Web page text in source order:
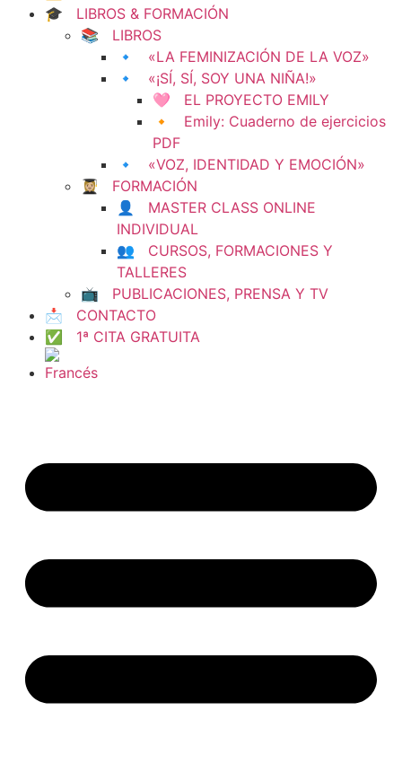
🎓 LIBROS & FORMACIÓN
📚 LIBROS
🔹 «LA FEMINIZACIÓN DE LA VOZ»
🔹 «¡SÍ, SÍ, SOY UNA NIÑA!»
🩷 EL PROYECTO EMILY
🔸 Emily: Cuaderno de ejercicios
PDF
🔹 «VOZ, IDENTIDAD Y EMOCIÓN»
👩🏼‍🎓 FORMACIÓN
👤 MASTER CLASS ONLINE
INDIVIDUAL
👥 CURSOS, FORMACIONES Y
TALLERES
📺 PUBLICACIONES, PRENSA Y TV
📩 CONTACTO
✅ 1ª CITA GRATUITA